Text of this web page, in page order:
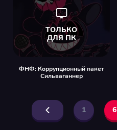
ФНФ: Коррупционный пакет
Сильваганнер
1 6